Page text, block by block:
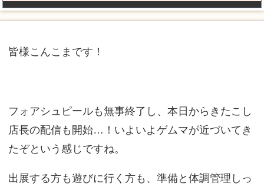
皆様こんこまです！
フォアシュピールも無事終了し、本日からきたこし
店長の配信も開始…！いよいよゲムマが近づいてき
たぞという感じですね。
出展する方も遊びに行く方も、準備と体調管理しっ